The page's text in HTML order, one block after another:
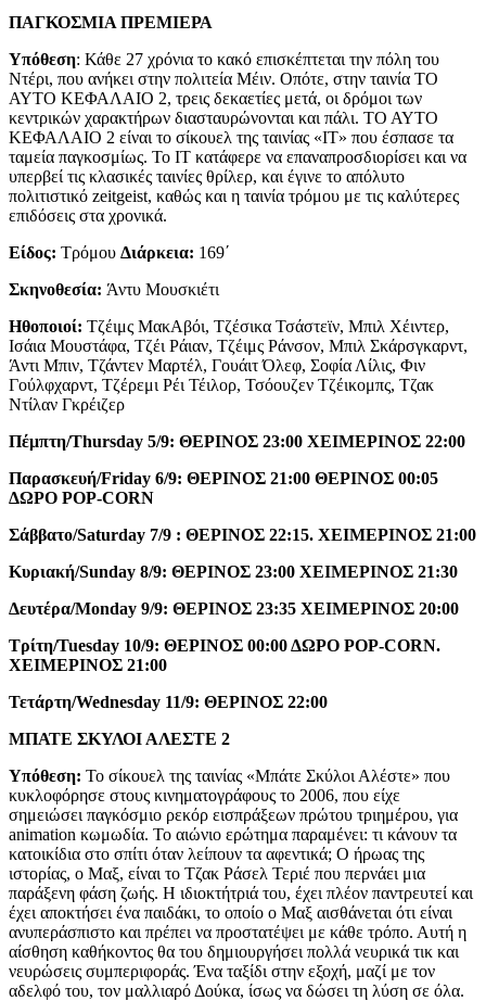
ΠΑΓΚΟΣΜΙΑ ΠΡΕΜΙΕΡΑ
Υπόθεση: Κάθε 27 χρόνια το κακό επισκέπτεται την πόλη του
Ντέρι, που ανήκει στην πολιτεία Μέιν. Οπότε, στην ταινία ΤΟ
ΑΥΤΟ ΚΕΦΑΛΑΙΟ 2, τρεις δεκαετίες μετά, οι δρόμοι των
κεντρικών χαρακτήρων διασταυρώνονται και πάλι. ΤΟ ΑΥΤΟ
ΚΕΦΑΛΑΙΟ 2 είναι το σίκουελ της ταινίας «IT» που έσπασε τα
ταμεία παγκοσμίως. Το ΙΤ κατάφερε να επαναπροσδιορίσει και να
υπερβεί τις κλασικές ταινίες θρίλερ, και έγινε το απόλυτο
πολιτιστικό zeitgeist, καθώς και η ταινία τρόμου με τις καλύτερες
επιδόσεις στα χρονικά.
Είδος: Τρόμου Διάρκεια: 169΄
Σκηνοθεσία: Άντυ Μουσκιέτι
Ηθοποιοί: Τζέιμς ΜακΑβόι, Τζέσικα Τσάστεϊν, Μπιλ Χέιντερ,
Ισάια Μουστάφα, Τζέι Ράιαν, Τζέιμς Ράνσον, Μπιλ Σκάρσγκαρντ,
Άντι Μπιν, Τζάντεν Μαρτέλ, Γουάιτ Όλεφ, Σοφία Λίλις, Φιν
Γούλφχαρντ, Τζέρεμι Ρέι Τέιλορ, Τσόουζεν Τζέικομπς, Τζακ
Ντίλαν Γκρέιζερ
Πέμπτη/Thursday 5/9: ΘΕΡΙΝΟΣ 23:00 ΧΕΙΜΕΡΙΝΟΣ 22:00
Παρασκευή/Friday 6/9: ΘΕΡΙΝΟΣ 21:00 ΘΕΡΙΝΟΣ 00:05
ΔΩΡΟ POP-CORN
Σάββατο/Saturday 7/9 : ΘΕΡΙΝΟΣ 22:15. ΧΕΙΜΕΡΙΝΟΣ 21:00
Κυριακή/Sunday 8/9: ΘΕΡΙΝΟΣ 23:00 XEIMEΡΙΝΟΣ 21:30
Δευτέρα/Monday 9/9: ΘΕΡΙΝΟΣ 23:35 XEIMEΡΙΝΟΣ 20:00
Τρίτη/Tuesday 10/9: ΘΕΡΙΝΟΣ 00:00 ΔΩΡΟ POP-CORN.
XEIMEΡΙΝΟΣ 21:00
Τετάρτη/Wednesday 11/9: ΘΕΡΙΝΟΣ 22:00
ΜΠΑΤΕ ΣΚΥΛΟΙ ΑΛΕΣΤΕ 2
Υπόθεση: Το σίκουελ της ταινίας «Μπάτε Σκύλοι Αλέστε» που
κυκλοφόρησε στους κινηματογράφους το 2006, που είχε
σημειώσει παγκόσμιο ρεκόρ εισπράξεων πρώτου τριημέρου, για
animation κωμωδία. Το αιώνιο ερώτημα παραμένει: τι κάνουν τα
κατοικίδια στο σπίτι όταν λείπουν τα αφεντικά; Ο ήρωας της
ιστορίας, ο Μαξ, είναι το Τζακ Ράσελ Τεριέ που περνάει μια
παράξενη φάση ζωής. Η ιδιοκτήτριά του, έχει πλέον παντρευτεί και
έχει αποκτήσει ένα παιδάκι, το οποίο ο Μαξ αισθάνεται ότι είναι
ανυπεράσπιστο και πρέπει να προστατέψει με κάθε τρόπο. Αυτή η
αίσθηση καθήκοντος θα του δημιουργήσει πολλά νευρικά τικ και
νευρώσεις συμπεριφοράς. Ένα ταξίδι στην εξοχή, μαζί με τον
αδελφό του, τον μαλλιαρό Δούκα, ίσως να δώσει τη λύση σε όλα.